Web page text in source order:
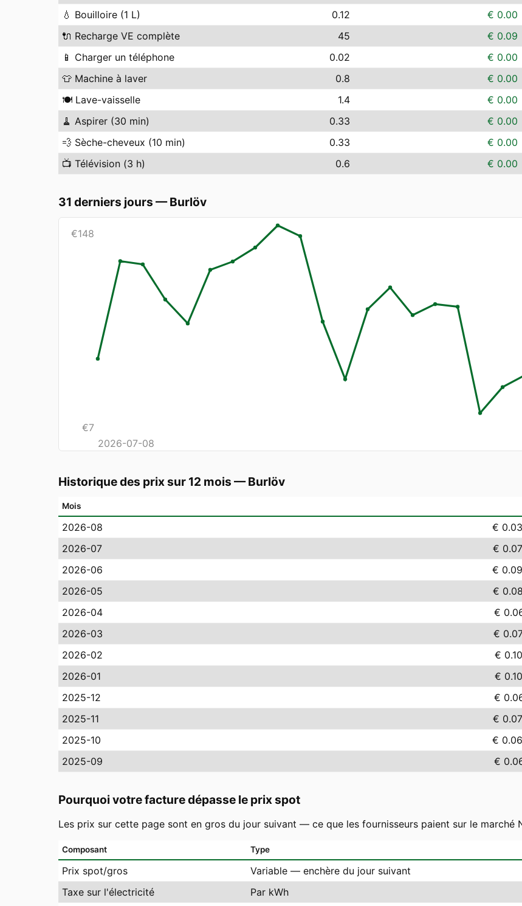
💧 Bouilloire (1 L) 0.12 € 0.00
🔌 Recharge VE complète 45 € 0.09
📱 Charger un téléphone 0.02 € 0.00
👕 Machine à laver 0.8 € 0.00
🍽️ Lave-vaisselle 1.4 € 0.00
🧹 Aspirer (30 min) 0.33 € 0.00
💨 Sèche-cheveux (10 min) 0.33 € 0.00
📺 Télévision (3 h) 0.6 € 0.00
31 derniers jours —Burlöv
€148
€7
2026-07-08
Historique des prix sur 12 mois —Burlöv
Mois
2026-08 €
2026-07
€
2026-06
€
2026-05
€
2026-04
€
2026-03
€
2026-02
€
2026-01
€
2025-12
€
2025-11
€
2025-10
€
2025-09
€
Pourquoi votre facture dépasse le prix spot
Les prix sur cette page sont en gros du jour suivant — ce que les fournisseurs paient sur le marché
Composant Type
Prix spot/gros Variable — enchère du jour suivant
Taxe sur l'électricité
Par kWh